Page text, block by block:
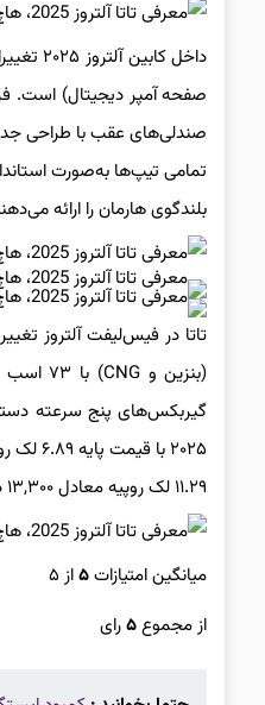
صفحه آمپر دیجیتال) است.
بلندگوی هارمان را ارائه
۱۱.۲۹ لک روپیه معادل ۱۳,۳۰۰ دلار قیمت دارد.
میانگین امتیازات۵از ۵
از مجموع۵رای